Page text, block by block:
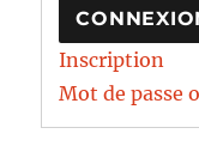
Inscription
Mot de passe